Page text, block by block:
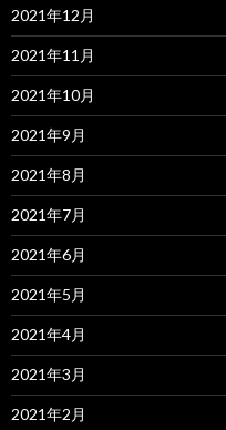
2021年12月
2021年11月
2021年10月
2021年9月
2021年8月
2021年7月
2021年6月
2021年5月
2021年4月
2021年3月
2021年2月